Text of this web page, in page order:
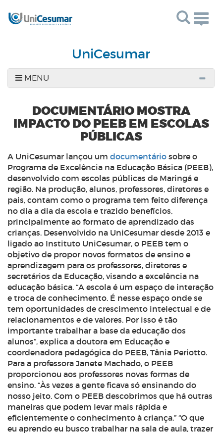
UniCesumar
MENU
DOCUMENTÁRIO MOSTRA
IMPACTO DO PEEB EM ESCOLAS
PÚBLICAS
A UniCesumar lançou um documentário sobre o
Programa de Excelência na Educação Básica (PEEB),
desenvolvido com escolas públicas de Maringá e
região. Na produção, alunos, professores, diretores e
pais, contam como o programa tem feito diferença
no dia a dia da escola e trazido benefícios,
principalmente ao formato de aprendizado das
crianças. Desenvolvido na UniCesumar desde 2013 e
ligado ao Instituto UniCesumar, o PEEB tem o
objetivo de propor novos formatos de ensino e
aprendizagem para os professores, diretores e
secretários da Educação, visando a excelência na
educação básica. “A escola é um espaço de interação
e troca de conhecimento. É nesse espaço onde se
tem oportunidades de crescimento intelectual e de
relacionamentos e de valores. Por isso é tão
importante trabalhar a base da educação dos
alunos”, explica a doutora em Educação e
coordenadora pedagógica do PEEB, Tânia Periotto.
Para a professora Janete Machado, o PEEB
proporcionou aos professores novas formas de
ensino. “Às vezes a gente ficava só ensinando do
nosso jeito. Com o PEEB descobrimos que há outras
maneiras que podem levar mais rápida e
eficientemente o conhecimento à criança.” “O que
eu aprendo eu busco trabalhar na sala de aula, trazer